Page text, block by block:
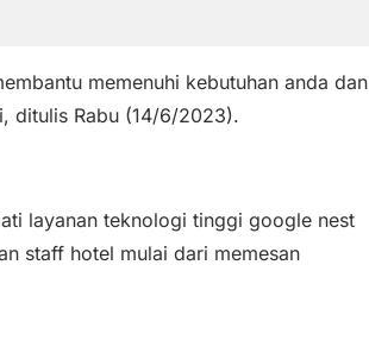
memenuhi kebutuhan anda dan
ditulis Rabu (14/6/2023).
layanan teknologi tinggi google nest
staff hotel mulai dari memesan